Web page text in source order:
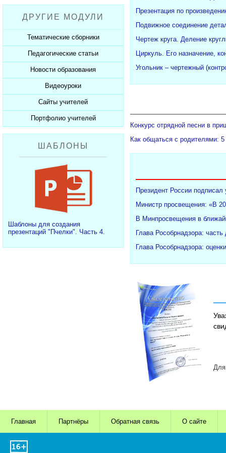
Пожарная безопасность
СанПиНы
Должностные обязанности
Планы, справки, протоколы
Презентации к Дню матери
Презентации к Новому году
Презентации к 23 февраля
Презентации к 8 марта
Презентации к Дню Победы
350 лет Петру I
Разработки учащихся
Софт для учителя
ДРУГИЕ МОДУЛИ
Тематические сборники
Сборники презентаций
Педагогические статьи
Каталог статей
Добавить статью
Новости образования
Новости образования
Видеоуроки
Видеоуроки ЕГЭ и ОГЭ
Сайты учителей
Каталог сайтов
Добавить сайт
Портфолио учителей
Каталог портфолио
Добавить портфолио
ШАБЛОНЫ
Шаблоны для создания
презентаций "Пчелки". Часть 4.
Презентация по
Подвижное соединение
Чертеж круга. Деление
Циркуль. Его назначение,
Угольник – чертежный
Конкурс отрядной песни в
Как общаться с родителями: 5
Президент России подписал
Министр просвещения: «В
В Минпросвещения в
Глава Рособрнадзора:
Глава Рособрнадзора:
Для
Главная Партнёры Обратная связь О сайте